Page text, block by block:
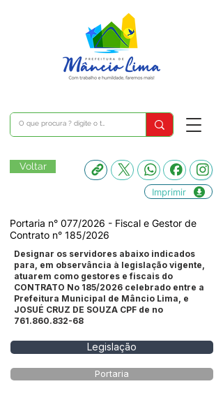
Voltar
Imprimir
Portaria n° 077/2026 - Fiscal e Gestor de
Contrato n° 185/2026
Designar os servidores abaixo indicados
para, em observância à legislação vigente,
atuarem como gestores e fiscais do
CONTRATO No 185/2026 celebrado entre a
Prefeitura Municipal de Mâncio Lima, e
JOSUÉ CRUZ DE SOUZA CPF de no
761.860.832-68
Legislação
Portaria